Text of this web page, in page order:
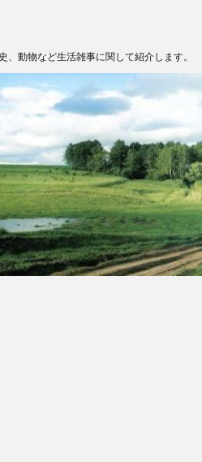
動物など生活雑事に関して紹介します。